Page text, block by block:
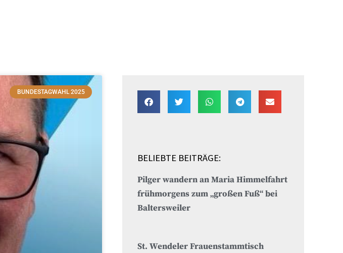
BUNDESTAGWAHL 2025
BELIEBTE BEITRÄGE:
Pilger wandern an Maria Himmelfahrt
frühmorgens zum „großen Fuß“ bei
Baltersweiler
St. Wendeler Frauenstammtisch